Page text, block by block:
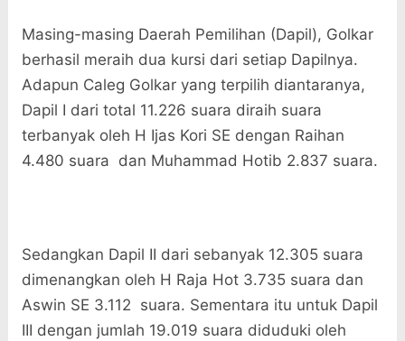
Masing-masing Daerah Pemilihan (Dapil), Golkar
berhasil meraih dua kursi dari setiap Dapilnya.
Adapun Caleg Golkar yang terpilih diantaranya,
Dapil I dari total 11.226 suara diraih suara
terbanyak oleh H Ijas Kori SE dengan Raihan
4.480 suara dan Muhammad Hotib 2.837 suara.
Sedangkan Dapil II dari sebanyak 12.305 suara
dimenangkan oleh H Raja Hot 3.735 suara dan
Aswin SE 3.112 suara. Sementara itu untuk Dapil
III dengan jumlah 19.019 suara diduduki oleh